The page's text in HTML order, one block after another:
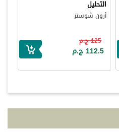
التحليل
آرون شوستر
125 ج.م
112.5 ج.م